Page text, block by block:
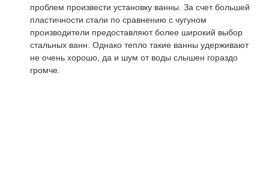
проблем произвести установку ванны. За счет большей
пластичности стали по сравнению с чугуном
производители предоставляют более широкий выбор
стальных ванн. Однако тепло такие ванны удерживают
не очень хорошо, да и шум от воды слышен гораздо
громче.